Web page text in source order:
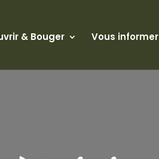
& Bouger Vous informer